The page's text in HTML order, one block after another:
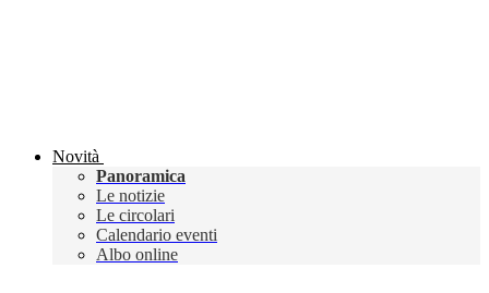
Novità
Panoramica
Le notizie
Le circolari
Calendario eventi
Albo online